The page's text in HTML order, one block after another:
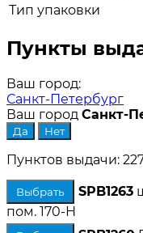
Тип упаковки
Пункты
Ваш город:
Санкт-Петербург
Ваш город Санкт-
Пунктов выдачи:
Выбрать SPB1263
пом. 170-Н